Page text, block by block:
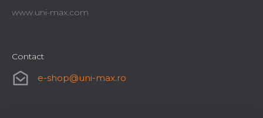
www.uni-max.com
Contact
e-shop@uni-max.ro